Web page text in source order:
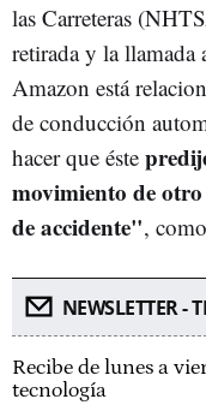
las Carreteras
retirada y la
Amazon está
de conducción
hacer que éste
movimiento de
de accidente",
NEWSLETTER -
Recibe de lunes a
tecnología